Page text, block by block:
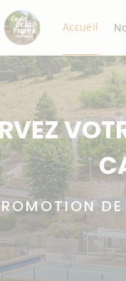
Accueil